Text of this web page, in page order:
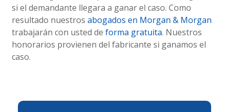
si el demandante llegara a ganar el caso. Como
resultado nuestros abogados en Morgan & Morgan
trabajarán con usted de forma gratuita. Nuestros
honorarios provienen del fabricante si ganamos el
caso.